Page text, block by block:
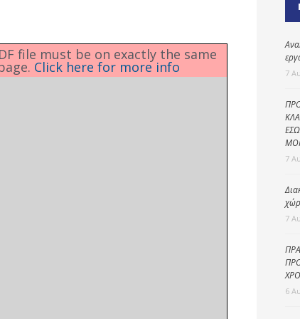
Δημοτική
αστυνομία
file must be on exactly the same
Click here for more info 7
7
7
6